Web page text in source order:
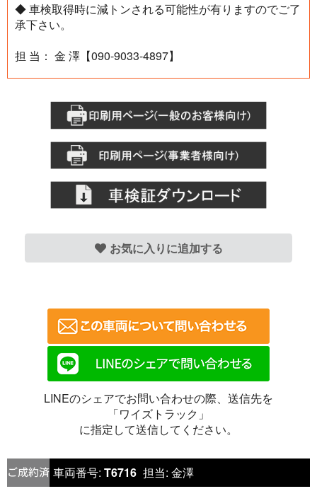
◆ 車検取得時に減トンされる可能性が有りますのでご了
承下さい。
担 当： 金 澤【090-9033-4897】
お気に入りに追加する
LINEのシェアでお問い合わせの際、送信先を
「ワイズトラック」
に指定して送信してください。
車両番号: T6716 担当: 金澤